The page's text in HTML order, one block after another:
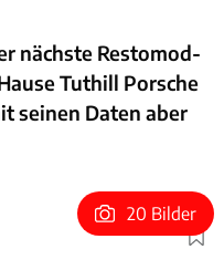
nächste Restomod-
Tuthill Porsche
seinen Daten aber
Foto: Premium Classics
20 Bilder